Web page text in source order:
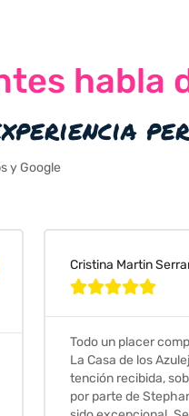
habla
y Google
Vanessa Solano

Excelente calidad
muy
sus clientes, los
recomiendo.